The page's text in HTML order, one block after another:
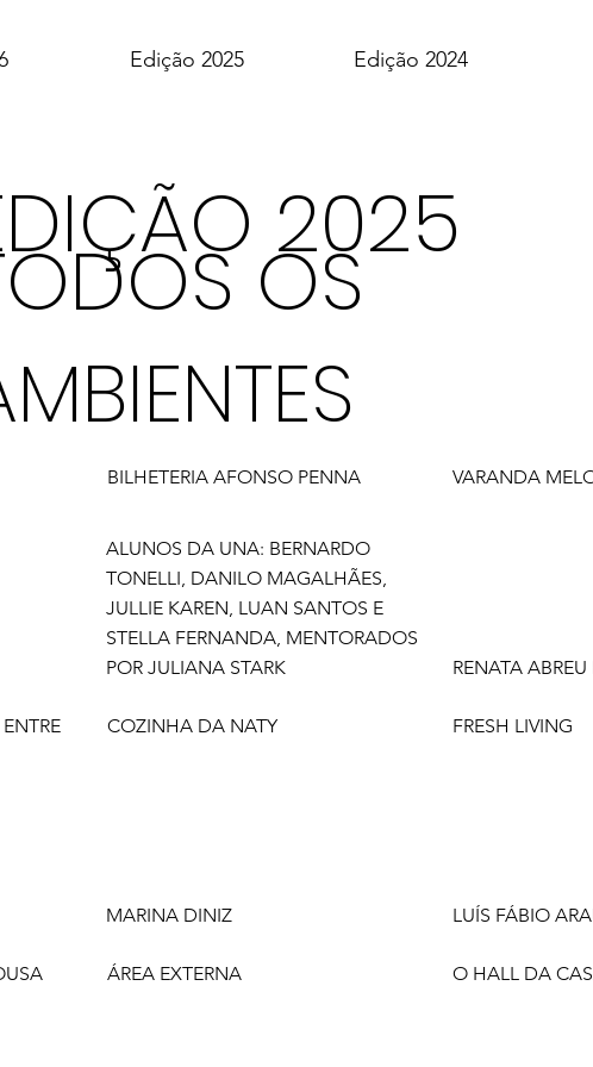
Edição 2025 Edição 2024
2025
OS
BILHETERIA AFONSO PENNA
ALUNOS DA UNA: BERNARDO
TONELLI, DANILO MAGALHÃES,
JULLIE KAREN, LUAN SANTOS E
STELLA FERNANDA, MENTORADOS
POR JULIANA STARK
VARANDA
RENATA
COZINHA DA NATY
MARINA DINIZ
FRESH LIVING
LUÍS FÁBIO
ÁREA EXTERNA O HALL DA